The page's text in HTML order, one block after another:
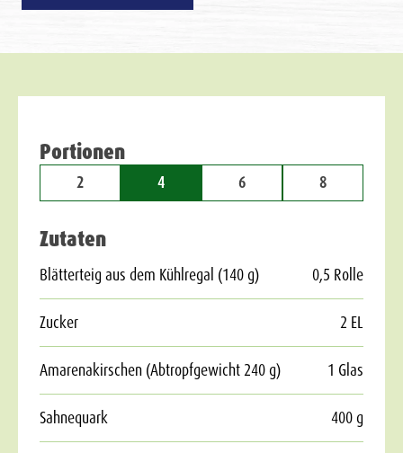
Portionen
2 4 6 8
Zutaten
Blätterteig aus dem Kühlregal (140 g) 0,5 Rolle
Zucker 2 EL
Amarenakirschen (Abtropfgewicht 240 g) 1 Glas
Sahnequark 400 g